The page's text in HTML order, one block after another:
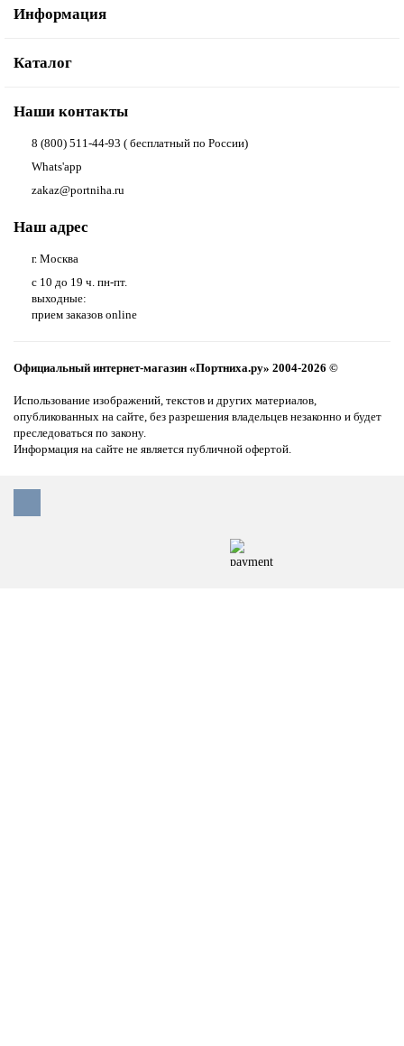
Информация
Каталог
Наши контакты
8 (800) 511-44-93 ( бесплатный по России)
Whats'app
zakaz@portniha.ru
Наш адрес
г. Москва
с 10 до 19 ч. пн-пт.
выходные:
прием заказов online
Официальный интернет-магазин «Портниха.ру» 2004-2026 ©
Использование изображений, текстов и других материалов,
опубликованных на сайте, без разрешения владельцев незаконно и будет
преследоваться по закону.
Информация на сайте не является публичной офертой.